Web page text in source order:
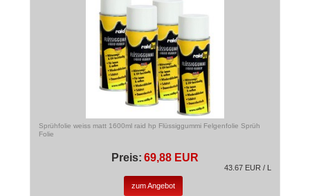
Sprühfolie weiss matt 1600ml raid hp Flüssiggummi Felgenfolie Sprüh
Folie
Preis: 69,88 EUR
43.67 EUR / L
zum Angebot